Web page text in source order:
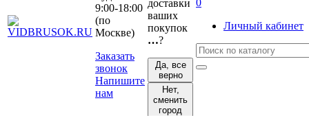
9:00-18:00
(по
Москве)
Заказать
звонок
Напишите
нам
доставки
ваших
покупок
…?
Да, все
верно
Нет,
сменить
город
0
Личный кабинет